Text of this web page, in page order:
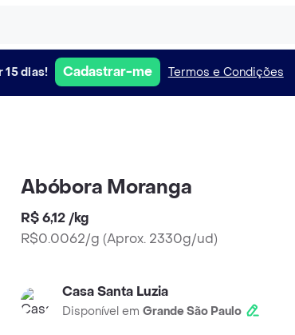
dias! Cadastrar-me Termos e Condições
Abóbora Moranga
R$ 6,12 /kg
R$0.0062/g (Aprox. 2330g/ud)
Casa Santa Luzia
Disponível em Grande São Paulo